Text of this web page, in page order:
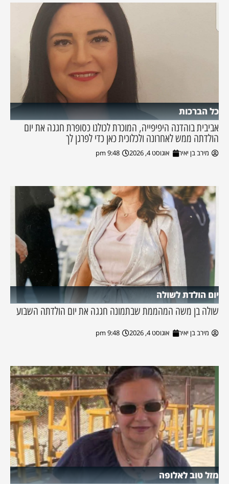
כל הברכות
אביבית בוהדנה היפיפייה, המוכרת לכולנו כסופרת חגגה את יום
הולדתה ממש לאחרונה ולכלוכית כאן כדי לפרגן לך
מירב בן יאיר אוגוסט 4, 2026 9:48 pm
יום הולדת לשולה
שולה בן משה המהממת שבתמונה חגגה את יום הולדתה השבוע
מירב בן יאיר אוגוסט 4, 2026 9:48 pm
מזל טוב לאלופה